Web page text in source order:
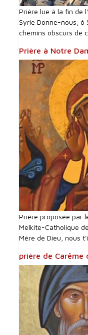
Prière lue à la fin de
Syrie Donne-nous, ô
chemins obscurs de
Prière à Notre
Prière proposée par
Melkite-Catholique
Mère de Dieu, nous
prière de Carême